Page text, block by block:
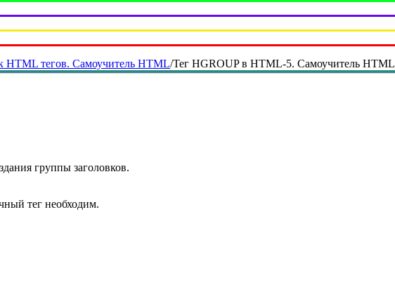
HTML тегов. Самоучитель HTML/Тег HGROUP в HTML-5. Самоучитель HTML
группы заголовков.
тег необходим.